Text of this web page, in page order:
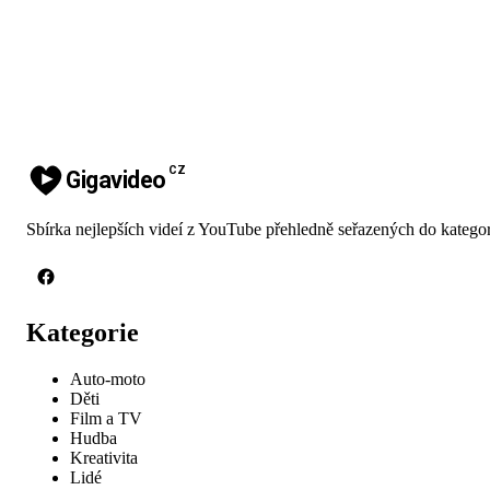
Gigavideo CZ
Sbírka nejlepších videí z YouTube přehledně seřazených do
Kategorie
Auto-moto
Děti
Film a TV
Hudba
Kreativita
Lidé